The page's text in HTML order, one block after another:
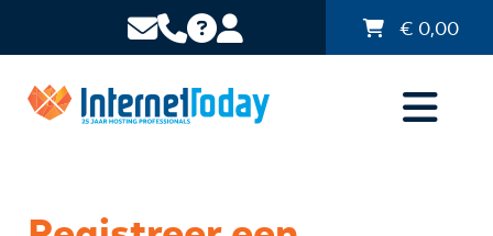
€ 0,00